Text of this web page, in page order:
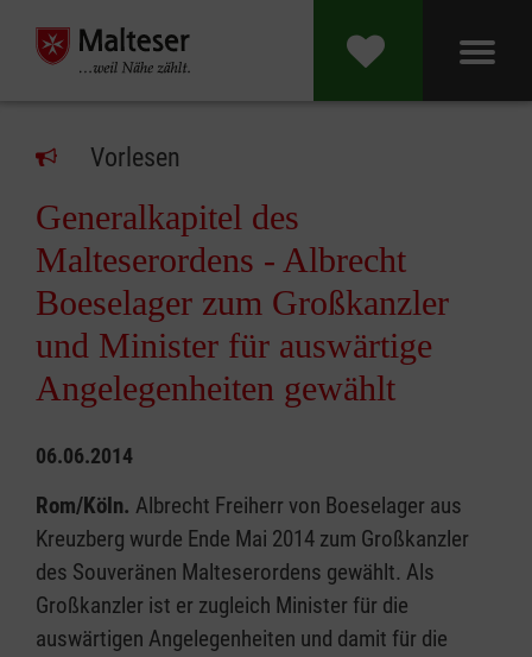
Vorlesen
Generalkapitel des
Malteserordens - Albrecht
Boeselager zum Großkanzler
und Minister für auswärtige
Angelegenheiten gewählt
06.06.2014
Rom/Köln. Albrecht Freiherr von Boeselager aus
Kreuzberg wurde Ende Mai 2014 zum Großkanzler
des Souveränen Malteserordens gewählt. Als
Großkanzler ist er zugleich Minister für die
auswärtigen Angelegenheiten und damit für die